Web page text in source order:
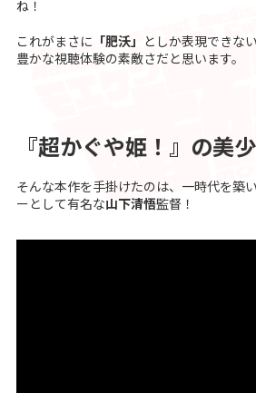
ね！
これがまさに 「肥沃」 としか表現できな
豊かな視聴体験の素敵さだと思います。
『超かぐや姫！』の美
そんな本作を手掛けたのは、一時代を築
ーとして有名な山下清悟監督！